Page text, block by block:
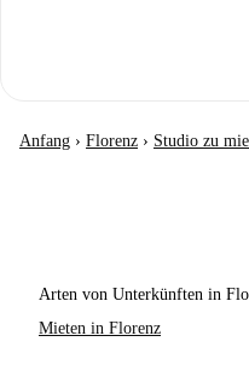
Anfang › Florenz › Studio zu
Arten von Unterkünften in
Mieten in Florenz